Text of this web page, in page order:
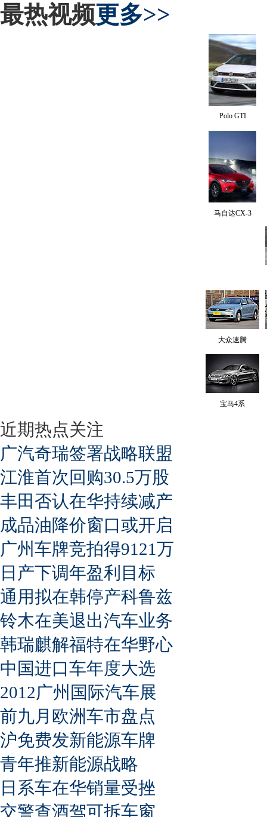
最热视频更多>>
Polo GTI
马自达CX-3
大众速腾
宝马4系
近期热点关注
广汽奇瑞签署战略联盟
江淮首次回购30.5万股
丰田否认在华持续减产
成品油降价窗口或开启
广州车牌竞拍得9121万
日产下调年盈利目标
通用拟在韩停产科鲁兹
铃木在美退出汽车业务
韩瑞麒解福特在华野心
中国进口车年度大选
2012广州国际汽车展
前九月欧洲车市盘点
沪免费发新能源车牌
青年推新能源战略
日系车在华销量受挫
交警查酒驾可拆车窗